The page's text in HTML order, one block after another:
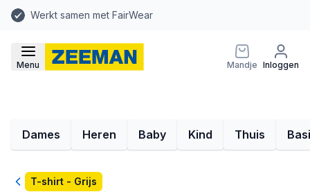
Werkt samen met FairWear
Menu Mandje Inloggen
Dames Heren Baby Kind Thuis
TerugT-shirt - Grijs